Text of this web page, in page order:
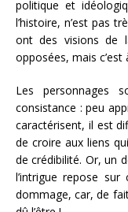
politique et
l’histoire, n’est pas
ont des visions de
opposées, mais c’est
Les personnages
consistance : peu
caractérisent, il est
de croire aux liens
de crédibilité. Or, un
l’intrigue repose
dommage, car, de